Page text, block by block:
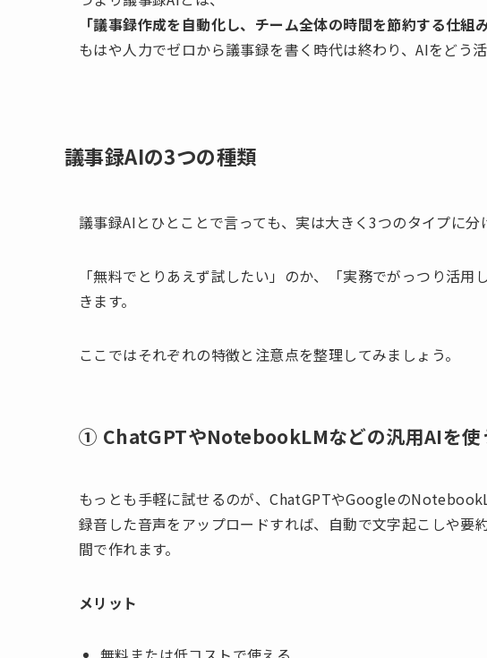
「議事録作成を自動化し、チーム全体の時間を節約する仕組み
もはや人力でゼロから議事録を書く時代は終わり、AIをどう
議事録AIの3つの種類
議事録AIとひとことで言っても、実は大きく3つのタイプに分
「無料でとりあえず試したい」のか、「実務でがっつり活
きます。
ここではそれぞれの特徴と注意点を整理してみましょう。
① ChatGPTやNotebookLMなどの汎用AIを使
もっとも手軽に試せるのが、ChatGPTやGoogleの
録音した音声をアップロードすれば、自動で文字起こしや要
間で作れます。
メリット